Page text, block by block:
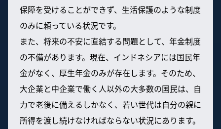
保障を受けることができず、生活保護のような制度
のみに頼っている状況です。
また、将来の不安に直結する問題として、年金制度
の不備があります。現在、インドネシアには国民年
金がなく、厚生年金のみが存在します。そのため、
大企業と中企業で働く人以外の大多数の国民は、自
力で老後に備えるしかなく、若い世代は自分の親に
所得を渡し続けなければならない状況にあります。